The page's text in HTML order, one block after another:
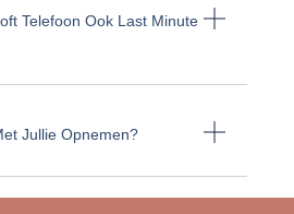
Telefoon Ook Last Minute
Jullie Opnemen?